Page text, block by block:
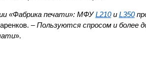
«Фабрика печати»: МФУL210и L350
–Пользуются спросом и более
».